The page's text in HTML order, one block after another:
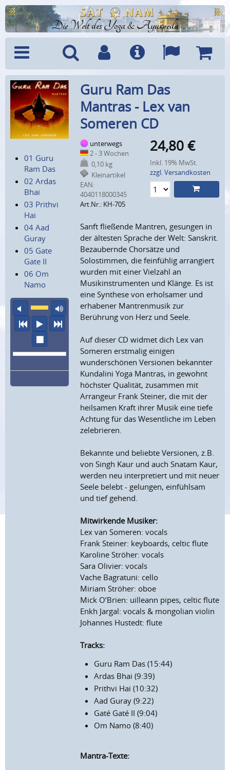
Die Welt des Yoga & Ayurveda
Menü SucheBenutzerkonto
Info Sprachen
01 Guru
Ram Das
02 Ardas
Bhai
03 Prithvi
Hai
04 Aad
Guray
05 Gate
Gate II
06 Om
Namo
Ton aus
maximale Laustärke
vorheriger Titel
Abspielennächster Titel
Wiedergabe stoppen
Guru Ram Das
Mantras - Lex van
Someren CD
unterwegs
2 - 3 Wochen
0,10 kg
Kleinartikel
EAN:
4040118000345
Art.Nr.: KH-705
24,80 €
Inkl. 19% MwSt.
zzgl. Versandkosten
Sanft fließende Mantren, gesungen in
der ältesten Sprache der Welt: Sanskrit.
Bezaubernde Chorsätze und
Solostimmen, die feinfühlig arrangiert
wurden mit einer Vielzahl an
Musikinstrumenten und Klänge. Es ist
eine Synthese von erholsamer und
erhabener Mantrenmusik zur
Berührung von Herz und Seele.
Auf dieser CD widmet dich Lex van
Someren erstmalig einigen
wunderschönen Versionen bekannter
Kundalini Yoga Mantras, in gewohnt
höchster Qualität, zusammen mit
Arrangeur Frank Steiner, die mit der
heilsamen Kraft ihrer Musik eine tiefe
Achtung für das Wesentliche im Leben
zelebrieren.
Bekannte und beliebte Versionen, z.B.
von Singh Kaur und auch Snatam Kaur,
werden neu interpretiert und mit neuer
Seele belebt - gelungen, einfühlsam
und tief gehend.
Mitwirkende Musiker:
Lex van Someren: vocals
Frank Steiner: keyboards, celtic flute
Karoline Ströher: vocals
Sara Olivier: vocals
Vache Bagratuni: cello
Miriam Ströher: oboe
Mick O’Brien: uilleann pipes, celtic flute
Enkh Jargal: vocals & mongolian violin
Johannes Hustedt: flute
Tracks:
Guru Ram Das (15:44)
Ardas Bhai (9:39)
Prithvi Hai (10:32)
Aad Guray (9:22)
Gaté Gaté II (9:04)
Om Namo (8:40)
Mantra-Texte: